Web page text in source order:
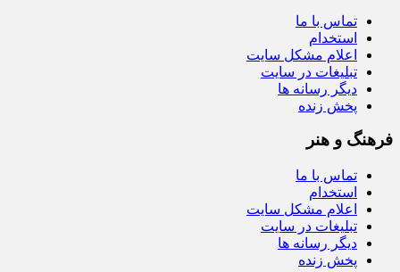
تماس با ما
استخدام
اعلام مشکل سایت
تبلیغات در سایت
دیگر رسانه ها
پخش زنده
فرهنگ و هنر
تماس با ما
استخدام
اعلام مشکل سایت
تبلیغات در سایت
دیگر رسانه ها
پخش زنده